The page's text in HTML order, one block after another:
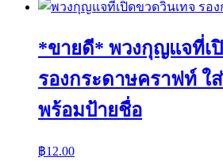
*ขายดี* พวงกุญแจที่เ
รองกระดาษคราฟท์ ใ
พร้อมป้ายชื่อ
฿12.00